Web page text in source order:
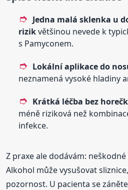
Jedna malá sklenka u
rizikvětšinou nevede k
s Pamyconem.
Lokální aplikace do
neznamená vysoké hladiny
Krátká léčba bez
méně riziková než
infekce.
Z praxe ale dodávám:
Alkohol může vysušovat
pozornost. U pacienta se